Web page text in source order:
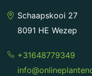
Schaapskooi 27
8091 HE Wezep
+31648779349